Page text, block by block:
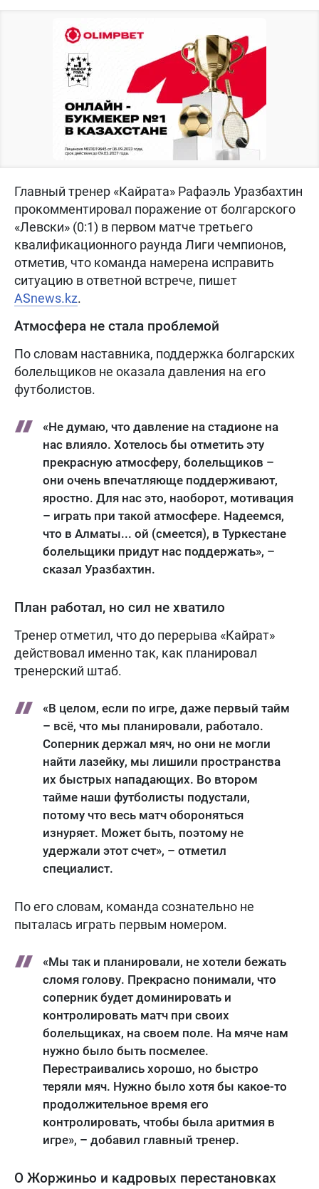
Главный тренер «Кайрата» Рафаэль Уразбахтин
прокомментировал поражение от болгарского
«Левски» (0:1) в первом матче третьего
квалификационного раунда Лиги чемпионов,
отметив, что команда намерена исправить
ситуацию в ответной встрече, пишет
ASnews.kz.
Атмосфера не стала проблемой
По словам наставника, поддержка болгарских
болельщиков не оказала давления на его
футболистов.
«Не думаю, что давление на стадионе на
нас влияло. Хотелось бы отметить эту
прекрасную атмосферу, болельщиков –
они очень впечатляюще поддерживают,
яростно. Для нас это, наоборот, мотивация
– играть при такой атмосфере. Надеемся,
что в Алматы... ой (смеется), в Туркестане
болельщики придут нас поддержать», –
сказал Уразбахтин.
План работал, но сил не хватило
Тренер отметил, что до перерыва «Кайрат»
действовал именно так, как планировал
тренерский штаб.
«В целом, если по игре, даже первый тайм
– всё, что мы планировали, работало.
Соперник держал мяч, но они не могли
найти лазейку, мы лишили пространства
их быстрых нападающих. Во втором
тайме наши футболисты подустали,
потому что весь матч обороняться
изнуряет. Может быть, поэтому не
удержали этот счет», – отметил
специалист.
По его словам, команда сознательно не
пыталась играть первым номером.
«Мы так и планировали, не хотели бежать
сломя голову. Прекрасно понимали, что
соперник будет доминировать и
контролировать матч при своих
болельщиках, на своем поле. На мяче нам
нужно было быть посмелее.
Перестраивались хорошо, но быстро
теряли мяч. Нужно было хотя бы какое-то
продолжительное время его
контролировать, чтобы была аритмия в
игре», – добавил главный тренер.
О Жоржиньо и кадровых перестановках